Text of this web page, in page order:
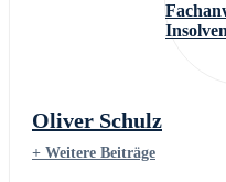
Oliver Schulz
+ Weitere Beiträge